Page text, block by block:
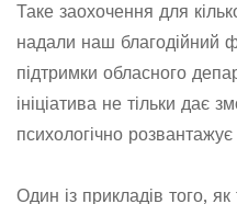
Таке заохочення для
надали наш благодійний
підтримки обласного
ініціатива не тільки дає
психологічно розвантажує
Один із прикладів того,